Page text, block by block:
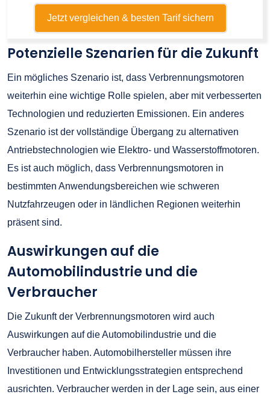
Jetzt vergleichen & besten Tarif sichern
Potenzielle Szenarien für die Zukunft
Ein mögliches Szenario ist, dass Verbrennungsmotoren
weiterhin eine wichtige Rolle spielen, aber mit verbesserten
Technologien und reduzierten Emissionen. Ein anderes
Szenario ist der vollständige Übergang zu alternativen
Antriebstechnologien wie Elektro- und Wasserstoffmotoren.
Es ist auch möglich, dass Verbrennungsmotoren in
bestimmten Anwendungsbereichen wie schweren
Nutzfahrzeugen oder in ländlichen Regionen weiterhin
präsent sind.
Auswirkungen auf die
Automobilindustrie und die
Verbraucher
Die Zukunft der Verbrennungsmotoren wird auch
Auswirkungen auf die Automobilindustrie und die
Verbraucher haben. Automobilhersteller müssen ihre
Investitionen und Entwicklungsstrategien entsprechend
ausrichten. Verbraucher werden in der Lage sein, aus einer